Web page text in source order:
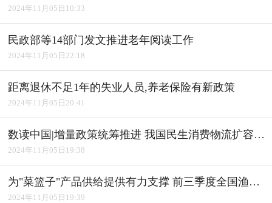
2024年11月05日10:33
民政部等14部门发文推进老年阅读工作
2024年11月05日22:18
距离退休不足1年的失业人员,养老保险有新政策
2024年11月05日20:41
数读中国|增量政策统筹推进 我国民生消费物流扩容升级
2024年11月05日19:38
为"菜篮子"产品供给提供有力支撑 前三季度全国渔业经济平稳发展
2024年11月05日19:39